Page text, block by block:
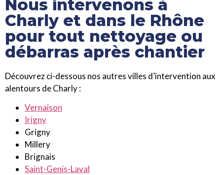
Nous intervenons à
Charly et dans le Rhône
pour tout nettoyage ou
débarras après chantier
Découvrez ci-dessous nos autres villes d’intervention aux
alentours de Charly :
Vernaison
Irigny
Grigny
Millery
Brignais
Saint-Genis-Laval